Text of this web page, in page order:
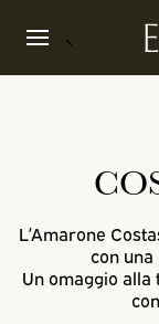
L’Amarone
con
Un omaggio